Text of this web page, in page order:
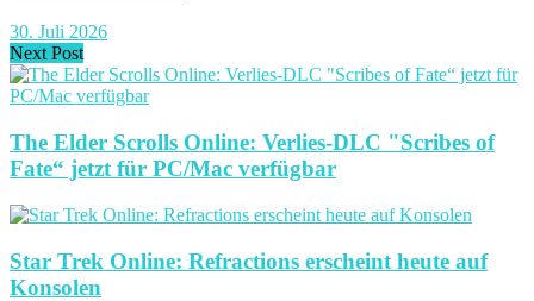
30. Juli 2026
Next Post
The Elder Scrolls Online: Verlies-DLC "Scribes of
Fate“ jetzt für PC/Mac verfügbar
Star Trek Online: Refractions erscheint heute auf
Konsolen